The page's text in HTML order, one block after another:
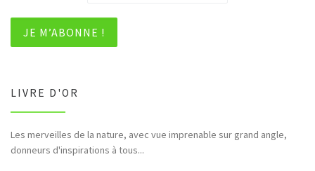
LIVRE D'OR
Les merveilles de la nature, avec vue imprenable sur grand angle,
donneurs d'inspirations à tous...